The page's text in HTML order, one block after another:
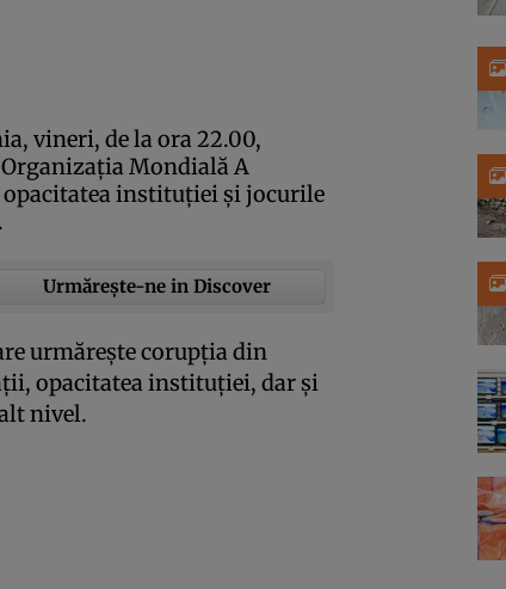
vineri, de la ora 22.00,
Mondială A
opacitatea instituţiei şi jocurile
Urmărește-ne in Discover
urmăreşte corupţia din
opacitatea instituţiei, dar şi
nivel.